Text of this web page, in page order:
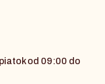
od 09:00 do